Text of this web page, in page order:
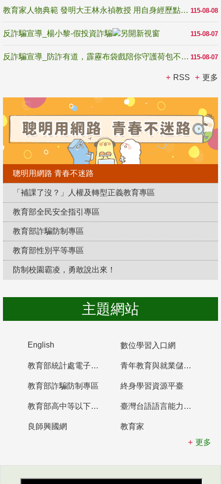
115-08-08
教育家人物典範 發明大王林永禎教授 用自身經歷點亮學生的路
115-08-07
反詐騙宣導_楊小黎-假投資詐騙
115-08-07
反詐騙宣導_防詐有道，霹靂布袋戲陪你守護荷包不受騙
RSS 更多
聰明用網路 青春不迷路
「補課了沒？」人權及轉型正義教育專區
教育部全民安全指引專區
教育部詐騙防制專區
教育部性別平等專區
防制校園霸凌，勇敢說出來！
主題網站
English 數位學習入口網
教育部統計處電子書櫃 青年教育與就業儲蓄帳戶
教育部詐騙防制專區 終身學習資源平臺
教育部高中等以下學校及幼兒園教師資格檢定考試 臺灣台語語言能力認證網站
良師興國網
教育家
更多